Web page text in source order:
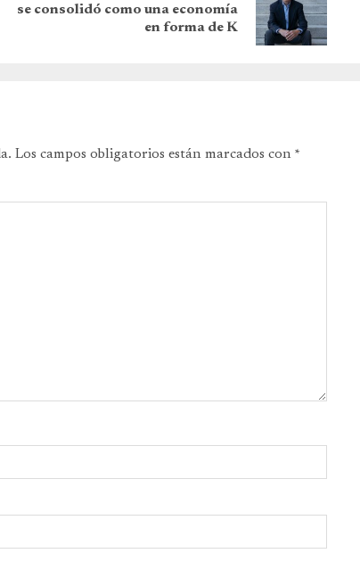
se consolidó como una economía
en forma de K
Los campos obligatorios están marcados con *